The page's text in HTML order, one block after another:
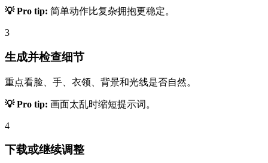
💡 Pro tip: 简单动作比复杂拥抱更稳定。
3
生成并检查细节
重点看脸、手、衣领、背景和光线是否自然。
💡 Pro tip: 画面太乱时缩短提示词。
4
下载或继续调整